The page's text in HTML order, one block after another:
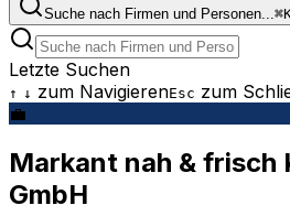
Suche nach Firmen und Personen...⌘
Letzte Suchen
↑ ↓ zum NavigierenEsc zum
💼
Markant nah & frisch
GmbH